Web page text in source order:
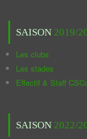
SAISON 2019/
Les clubs
Les stades
Effectif & Staff
SAISON 2022/